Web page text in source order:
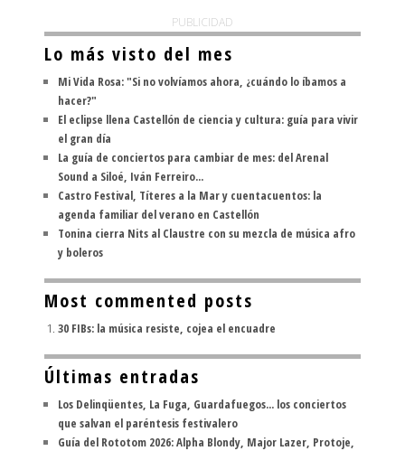
PUBLICIDAD
Lo más visto del mes
Mi Vida Rosa: "Si no volvíamos ahora, ¿cuándo lo íbamos a
hacer?"
El eclipse llena Castellón de ciencia y cultura: guía para vivir
el gran día
La guía de conciertos para cambiar de mes: del Arenal
Sound a Siloé, Iván Ferreiro...
Castro Festival, Títeres a la Mar y cuentacuentos: la
agenda familiar del verano en Castellón
Tonina cierra Nits al Claustre con su mezcla de música afro
y boleros
Most commented posts
30 FIBs: la música resiste, cojea el encuadre
Últimas entradas
Los Delinqüentes, La Fuga, Guardafuegos... los conciertos
que salvan el paréntesis festivalero
Guía del Rototom 2026: Alpha Blondy, Major Lazer, Protoje,